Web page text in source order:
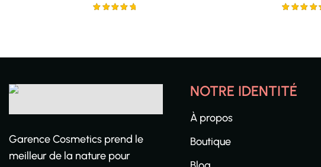
Garence Cosmetics prend le
meilleur de la nature pour
NOTRE IDENTITÉ
À propos
Boutique